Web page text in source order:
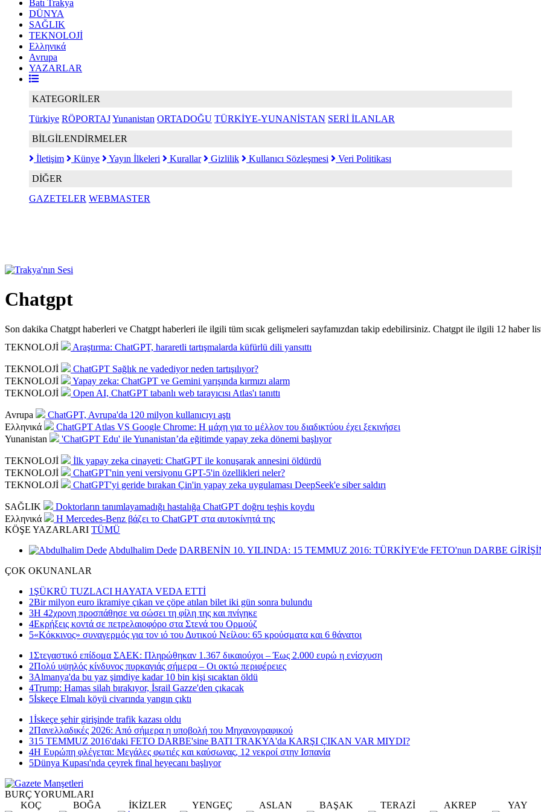
Batı Trakya
DÜNYA
SAĞLIK
TEKNOLOJİ
Ελληνικά
Avrupa
YAZARLAR
KATEGORİLER
Türkiye RÖPORTAJYunanistan ORTADOĞU TÜRKİYE-YUNANİSTAN SERİ İLANLAR
BİLGİLENDİRMELER
İletişim
Künye Yayın İlkeleri Kurallar Gizlilik Kullanıcı Sözleşmesi
Veri Politikası
DİĞER
GAZETELER WEBMASTER
Chatgpt
Son dakika Chatgpt haberleri ve Chatgpt haberleri ile ilgili tüm sıcak gelişmeleri sayfamızdan takip edebilirsiniz. Chatgpt ile ilgili 12 haber
TEKNOLOJİ
Araştırma: ChatGPT, hararetli tartışmalarda küfürlü dili yansıttı
TEKNOLOJİ
ChatGPT Sağlık ne vadediyor neden tartışılıyor?
TEKNOLOJİ
Yapay zeka: ChatGPT ve Gemini yarışında kırmızı alarm
TEKNOLOJİ
Open AI, ChatGPT tabanlı web tarayıcısı Atlas'ı tanıttı
Avrupa
ChatGPT, Avrupa'da 120 milyon kullanıcıyı aştı
Ελληνικά
ChatGPT Atlas VS Google Chrome: Η μάχη για το μέλλον του διαδικτύου έχει ξεκινήσει
Yunanistan
'ChatGPT Edu' ile Yunanistan’da eğitimde yapay zeka dönemi başlıyor
TEKNOLOJİ
İlk yapay zeka cinayeti: ChatGPT ile konuşarak annesini öldürdü
TEKNOLOJİ
ChatGPT'nin yeni versiyonu GPT-5'in özellikleri neler?
TEKNOLOJİ
ChatGPT'yi geride bırakan Çin'in yapay zeka uygulaması DeepSeek'e siber saldırı
SAĞLIK
Doktorların tanımlayamadığı hastalığa ChatGPT doğru teşhis koydu
Ελληνικά
Η Mercedes-Benz βάζει το ChatGPT στα αυτοκίνητά της
KÖŞE YAZARLARI TÜMÜ
Abdulhalim Dede DARBENİN 10. YILINDA: 15 TEMMUZ 2016: TÜRKİYE'de FETO'nun DARBE
ÇOK OKUNANLAR
1 ŞÜKRÜ TUZLACI HAYATA VEDA ETTİ
2Bir milyon euro ikramiye çıkan ve çöpe atılan bilet iki gün sonra bulundu
3Η 42χρονη προσπάθησε να σώσει τη φίλη της και πνίγηκε
4Εκρήξεις κοντά σε πετρελαιοφόρο στα Στενά του Ορμούζ
5«Κόκκινος» συναγερμός για τον ιό του Δυτικού Νείλου: 65 κρούσματα και 6 θάνατοι
1Στεγαστικό επίδομα ΣΑΕΚ: Πληρώθηκαν 1.367 δικαιούχοι – Έως 2.000 ευρώ η ενίσχυση
2Πολύ υψηλός κίνδυνος πυρκαγιάς σήμερα – Οι οκτώ περιφέρειες
3Almanya'da bu yaz şimdiye kadar 10 bin kişi sıcaktan öldü
4Trump: Hamas silah bırakıyor, İsrail Gazze'den çıkacak
5İskeçe Elmalı köyü civarında yangın çıktı
1İskeçe şehir girişinde trafik kazası oldu
2Πανελλαδικές 2026: Από σήμερα η υποβολή του Μηχανογραφικού
315 TEMMUZ 2016'daki FETO DARBE'sine BATI TRAKYA'da KARŞI ÇIKAN VAR MIYDI?
4Η Ευρώπη φλέγεται: Μεγάλες φωτιές και καύσωνας, 12 νεκροί στην Ισπανία
5Dünya Kupası'nda çeyrek final heyecanı başlıyor
BURÇ YORUMLARI
KOÇ
BOĞA İKİZLER YENGEÇ ASLAN BAŞAK TERAZİ AKREP YAY